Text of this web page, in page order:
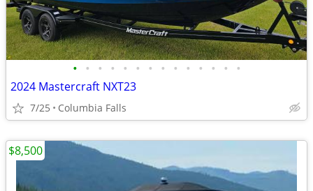
• • • • • • • • • • • • • •
2024 Mastercraft NXT23
7/25 Columbia Falls
$8,500